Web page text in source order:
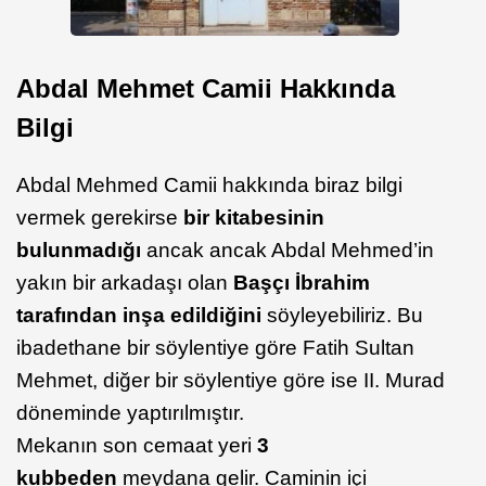
Abdal Mehmet Camii Hakkında
Bilgi
Abdal Mehmed Camii hakkında biraz bilgi
vermek gerekirse bir kitabesinin
bulunmadığı ancak ancak Abdal Mehmed’in
yakın bir arkadaşı olan Başçı İbrahim
tarafından inşa edildiğini söyleyebiliriz. Bu
ibadethane bir söylentiye göre Fatih Sultan
Mehmet, diğer bir söylentiye göre ise II. Murad
döneminde yaptırılmıştır.
Mekanın son cemaat yeri 3
kubbeden meydana gelir. Caminin içi